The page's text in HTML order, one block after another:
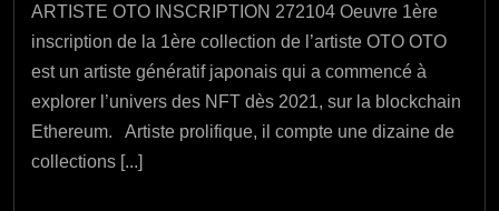
ARTISTE OTO INSCRIPTION 272104 Oeuvre 1ère
inscription de la 1ère collection de l’artiste OTO OTO
est un artiste génératif japonais qui a commencé à
explorer l’univers des NFT dès 2021, sur la blockchain
Ethereum. Artiste prolifique, il compte une dizaine de
collections [...]